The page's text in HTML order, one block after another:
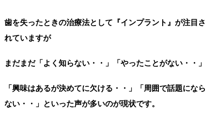
歯を失ったときの治療法として『インプラント』が注目さ
れていますが
まだまだ「よく知らない・・」「やったことがない・・」
「興味はあるが決めてに欠ける・・」「周囲で話題になら
ない・・」といった声が多いのが現状です。